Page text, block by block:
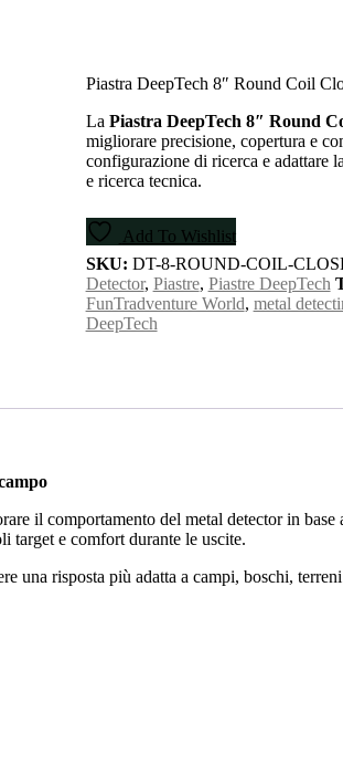
Piastra DeepTech 8″ Round Coil
La Piastra DeepTech 8″ Round
migliorare precisione, copertura e
configurazione di ricerca e adattare
e ricerca tecnica.
Add To Wishlist
SKU: DT-8-ROUND-COIL-
Detector, Piastre, Piastre DeepTech
FunTradventure World, metal
DeepTech
il comportamento del metal detector in
target e comfort durante le uscite.
una risposta più adatta a campi, boschi,